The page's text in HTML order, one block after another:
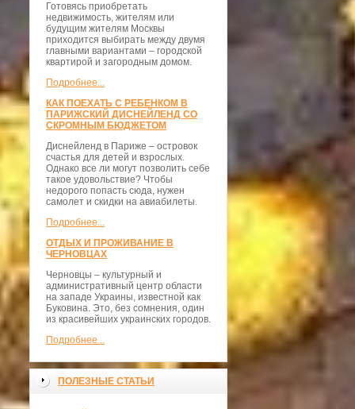
Готовясь приобретать
недвижимость, жителям или
будущим жителям Москвы
приходится выбирать между двумя
главными вариантами – городской
квартирой и загородным домом.
Подробнее...
КАК ПОЕХАТЬ С РЕБЕНКОМ В
ПАРИЖСКИЙ ДИСНЕЙЛЕНД СО
СКРОМНЫМ БЮДЖЕТОМ
Диснейленд в Париже – островок
счастья для детей и взрослых.
Однако все ли могут позволить себе
такое удовольствие? Чтобы
недорого попасть сюда, нужен
самолет и скидки на авиабилеты.
Подробнее...
ОТДЫХ И ПРОЖИВАНИЕ В
ЧЕРНОВЦАХ
Черновцы – культурный и
административный центр области
на западе Украины, известной как
Буковина. Это, без сомнения, один
из красивейших украинских городов.
Подробнее...
ПОЛЕЗНЫЕ СТАТЬИ